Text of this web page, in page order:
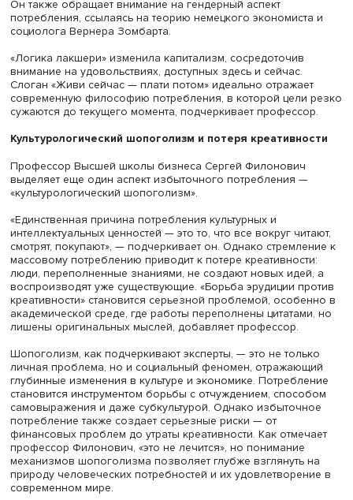
субъективным способом достижения целостности, хотя
уровне иллюзии, отмечает Виталий Куренной.
Фото: iStock
Он также обращает внимание на гендерный аспект
потребления, ссылаясь на теорию немецкого
социолога Вернера Зомбарта.
«Логика лакшери» изменила капитализм, сосредоточив
внимание на удовольствиях, доступных здесь и сейчас.
Слоган «Живи сейчас — плати потом» идеально
современную философию потребления, в которой
сужаются до текущего момента, подчеркивает